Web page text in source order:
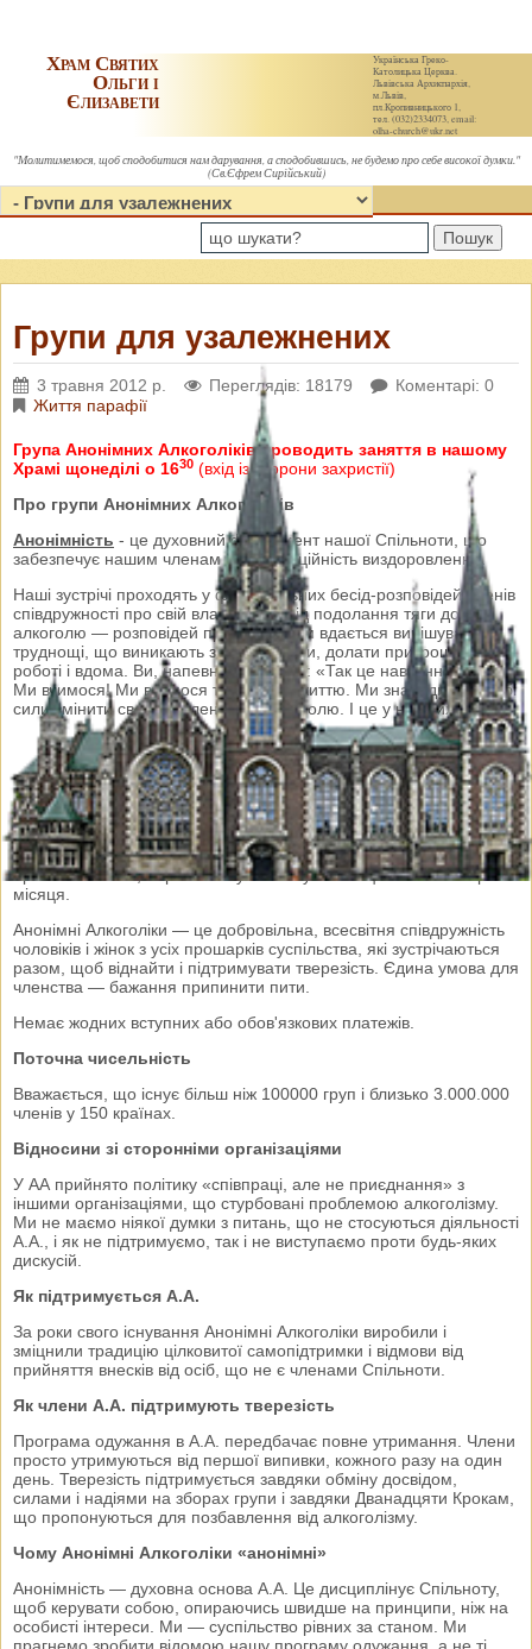
Українська Греко-
Католицька Церква.
Львівська Архиєпархія,
м.Львів,
пл.Кропивницького 1,
тел. (032)2334073, email:
olha-church@ukr.net
Храм Святих
Ольги і
Єлизавети
"Молитимемося, щоб сподобитися нам дарування, а сподобившись, не будемо про себе високої думки."
(Св.Єфрем Сирійський)
Пошук
Групи для узалежнених
3 травня 2012 р. Переглядів: 18179
Коментарі: 0
Життя парафії
Група Анонімних Алкоголіків проводить заняття в нашому
Храмі щонеділі о 1630 (вхід із сторони захристії)
Про групи Анонімних Алкоголіків
Анонімність - це духовний фундамент нашої Спільноти, що
забезпечує нашим членам конфіденційність виздоровлення.
Наші зустрічі проходять у формі вільних бесід-розповідей членів
співдружності про свій власний досвід подолання тяги до
алкоголю — розповідей про те, як нам вдається вирішувати
труднощі, що виникають з оточуючими, долати прикрощі на
роботі і вдома. Ви, напевно, спитаєте: «Так це навчання?» Так!
Ми вчимося! Ми вчимося тверезому життю. Ми знаходимо в собі
сили змінити своє ставлення до алкоголю. І це у нас виходить...
це означає що на групу може прийти будь-хто, лікар,
БОМЖ, міліціонер, депутат, водій таксі, двірник, вчитель, -
перед хворобою усі рівні.
Також групи АА практикують "відкриті збори", збори на які
можуть прийти будь-хто, (друзі, дружини, священники, лікарі,
брати та сестри узалежнених осіб) усі, хто цікавиться цією
проблематикою, переважно у нашому місті - це останні збори
місяця.
Анонімні Алкоголіки — це добровільна, всесвітня співдружність
чоловіків і жінок з усіх прошарків суспільства, які зустрічаються
разом, щоб віднайти і підтримувати тверезість. Єдина умова для
членства — бажання припинити пити.
Немає жодних вступних або обов'язкових платежів.
Поточна чисельність
Вважається, що існує більш ніж 100000 груп і близько 3.000.000
членів у 150 країнах.
Відносини зі сторонніми організаціями
У АА прийнято політику «співпраці, але не приєднання» з
іншими організаціями, що стурбовані проблемою алкоголізму.
Ми не маємо ніякої думки з питань, що не стосуються діяльності
А.А., і як не підтримуємо, так і не виступаємо проти будь-яких
дискусій.
Як підтримується А.А.
За роки свого існування Анонімні Алкоголіки виробили і
зміцнили традицію цілковитої самопідтримки і відмови від
прийняття внесків від осіб, що не є членами Спільноти.
Як члени А.А. підтримують тверезість
Програма одужання в А.А. передбачає повне утримання. Члени
просто утримуються від першої випивки, кожного разу на один
день. Тверезість підтримується завдяки обміну досвідом,
силами і надіями на зборах групи і завдяки Дванадцяти Крокам,
що пропонуються для позбавлення від алкоголізму.
Чому Анонімні Алкоголіки «анонімні»
Анонімність — духовна основа А.А. Це дисциплінує Спільноту,
щоб керувати собою, опираючись швидше на принципи, ніж на
особисті інтереси. Ми — суспільство рівних за станом. Ми